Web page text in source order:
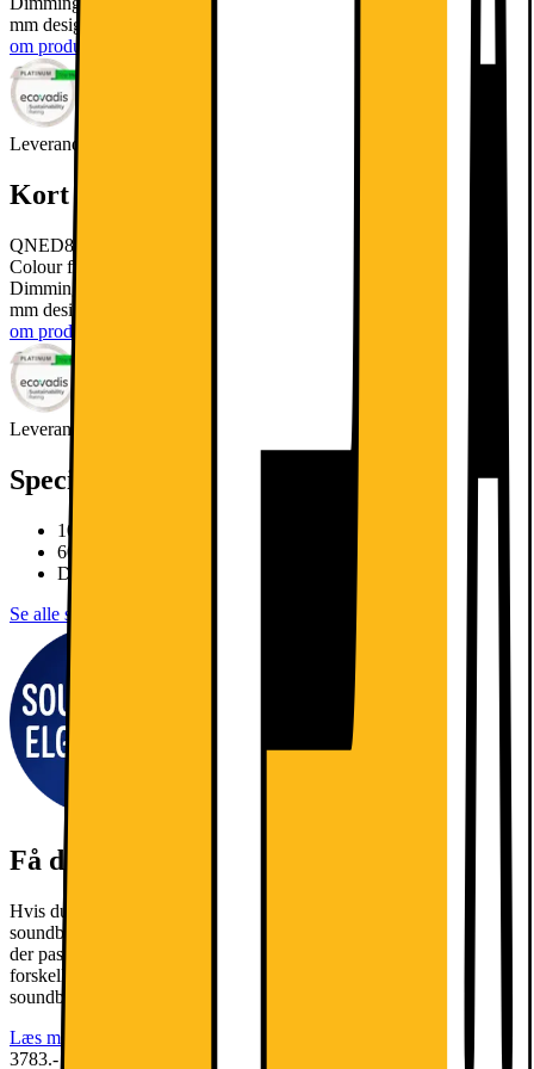
mm design med justerbar fod passer perfekt i ethvert rum.
om produktet
Leverandørens EcoVadis-score
Kort om produktet
QNED80 kombinerer α7 Gen 8 4K AI-processor og QNED evo
Colour for levende farver og stærk kontrast. Avanceret Local
Dimming og HDR10 Pro optimerer hver scene, mens det slanke 29
mm design med justerbar fod passer perfekt i ethvert rum.
om produktet
Leverandørens EcoVadis-score Læs mere om EcoVadis
Specifikationer
100% farve volume, ~29mm tyndt design
60Hz 4K|3x HDMI 2,0|eARC|ALLM
Dynamic QNED Color-100% farve volume
Se alle specifikationer
Få den bedste lyd til dit nye TV!
Hvis du ønsker at opgradere din TV-oplevelse, så kan du tilkøbe en
soundbar til dit TV. Klik på linket herunder og se, hvilken soundbar
der passer bedst til dig. Du kan også se vores soundbars i 3
forskellige klasser alt efter, hvor meget du ønsker at bruge din
soundbar til dit TV.
Læs mere
3783.-